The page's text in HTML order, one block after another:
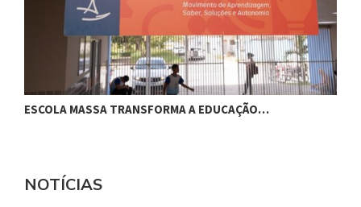
ESCOLA MASSA TRANSFORMA A EDUCAÇÃO…
NOTÍCIAS